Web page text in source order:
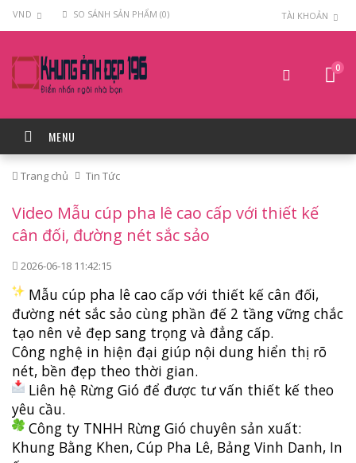
VND SO SÁNH SẢN PHẨM (0) TÀI KHOẢN
0
MENU
Trang chủ Tin Tức
Video Mẫu cúp pha lê cao cấp với thiết kế
cân đối, đường nét sắc sảo
2026-06-18 11:42:15
Mẫu cúp pha lê cao cấp với thiết kế cân đối,
đường nét sắc sảo cùng phần đế 2 tầng vững chắc
tạo nên vẻ đẹp sang trọng và đẳng cấp.
Công nghệ in hiện đại giúp nội dung hiển thị rõ
nét, bền đẹp theo thời gian.
Liên hệ Rừng Gió để được tư vấn thiết kế theo
yêu cầu.
Công ty TNHH Rừng Gió chuyên sản xuất:
Khung Bằng Khen, Cúp Pha Lê, Bảng Vinh Danh, In